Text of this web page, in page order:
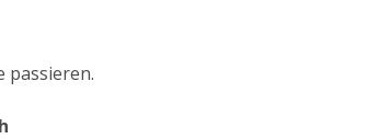
passieren.